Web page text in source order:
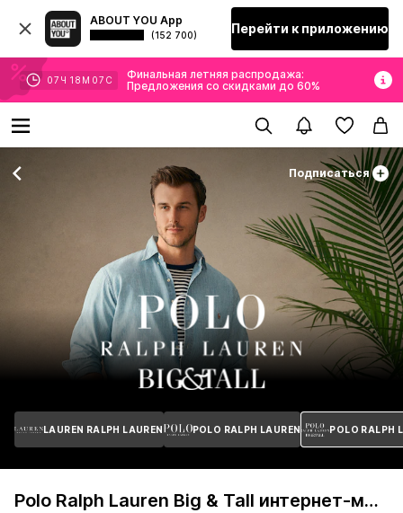
ABOUT YOU App
(152 700) Перейти к приложению
07 Ч 18 М 06 С
Финальная летняя распродажа:
Предложения со скидками до 60%
Подписаться
LAUREN RALPH LAUREN POLO RALPH LAUREN POLO RALPH
Polo Ralph Lauren Big & Tall интернет-магазин